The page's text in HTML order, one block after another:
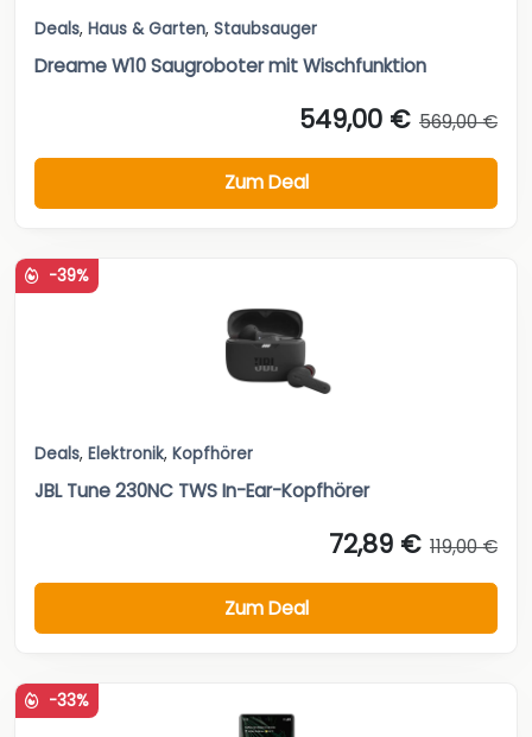
Deals, Haus & Garten, Staubsauger
Dreame W10 Saugroboter mit Wischfunktion
549,00 € 569,00 €
Zum Deal
-39%
Deals, Elektronik, Kopfhörer
JBL Tune 230NC TWS In-Ear-Kopfhörer
72,89 € 119,00 €
Zum Deal
-33%